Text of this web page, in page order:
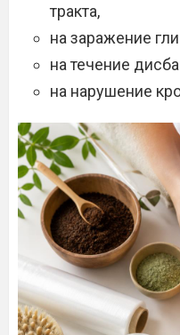
тракта,
на заражение
на течение
на нарушение